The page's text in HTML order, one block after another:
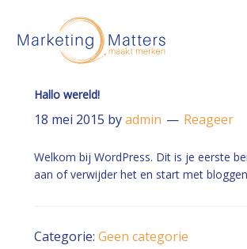
Hallo wereld!
18 mei 2015 byadmin Reageer
Welkom bij WordPress. Dit is je eerste
aan of verwijder het en start met
Categorie: Geen categorie